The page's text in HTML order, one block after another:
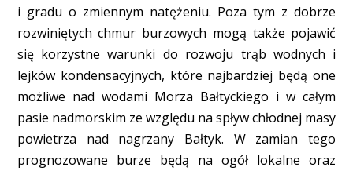
i gradu o zmiennym natężeniu. Poza tym z dobrze
rozwiniętych chmur burzowych mogą także pojawić
się korzystne warunki do rozwoju trąb wodnych i
lejków kondensacyjnych, które najbardziej będą one
możliwe nad wodami Morza Bałtyckiego i w całym
pasie nadmorskim ze względu na spływ chłodnej masy
powietrza nad nagrzany Bałtyk. W zamian tego
prognozowane burze będą na ogół lokalne oraz